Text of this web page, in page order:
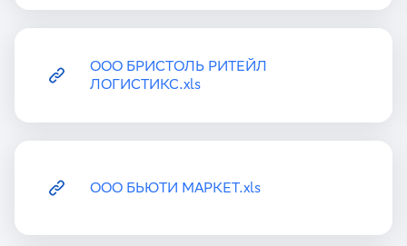
ООО БРИСТОЛЬ РИТЕЙЛ
ЛОГИСТИКС.xls
ООО БЬЮТИ МАРКЕТ.xls